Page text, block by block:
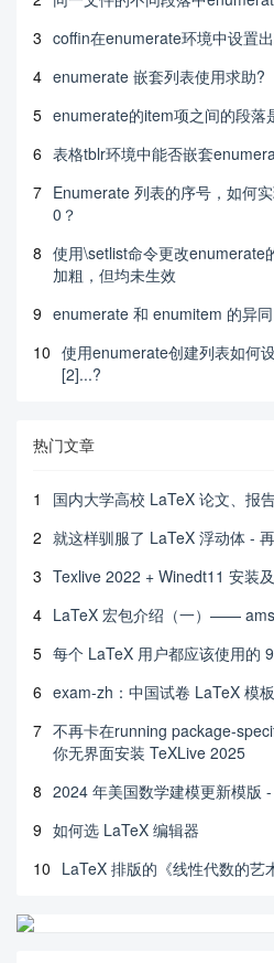
3 coffin在enumerate环境中设置
4 enumerate 嵌套列表使用求助?
5 enumerate的item项之间的段落
6 表格tblr环境中能否嵌套
7 Enumerate 列表的序号，如何
0？
8 使用\setlist命令更改enumerate
加粗，但均未生效
9 enumerate 和 enumitem 的异同
10 使用enumerate创建列表如何
[2]...?
热门文章
1
国内大学高校 LaTeX 论文、报
2 就这样驯服了 LaTeX 浮动体 -
3 Texlive 2022 + Winedt11 安装
4 LaTeX 宏包介绍（一）——
5 每个 LaTeX 用户都应该使用的
6 exam-zh：中国试卷 LaTeX 模板
7 不再卡在running package-
你无界面安装 TeXLive 2025
8 2024 年美国数学建模更新模版
9 如何选 LaTeX 编辑器
10 LaTeX 排版的《线性代数的艺